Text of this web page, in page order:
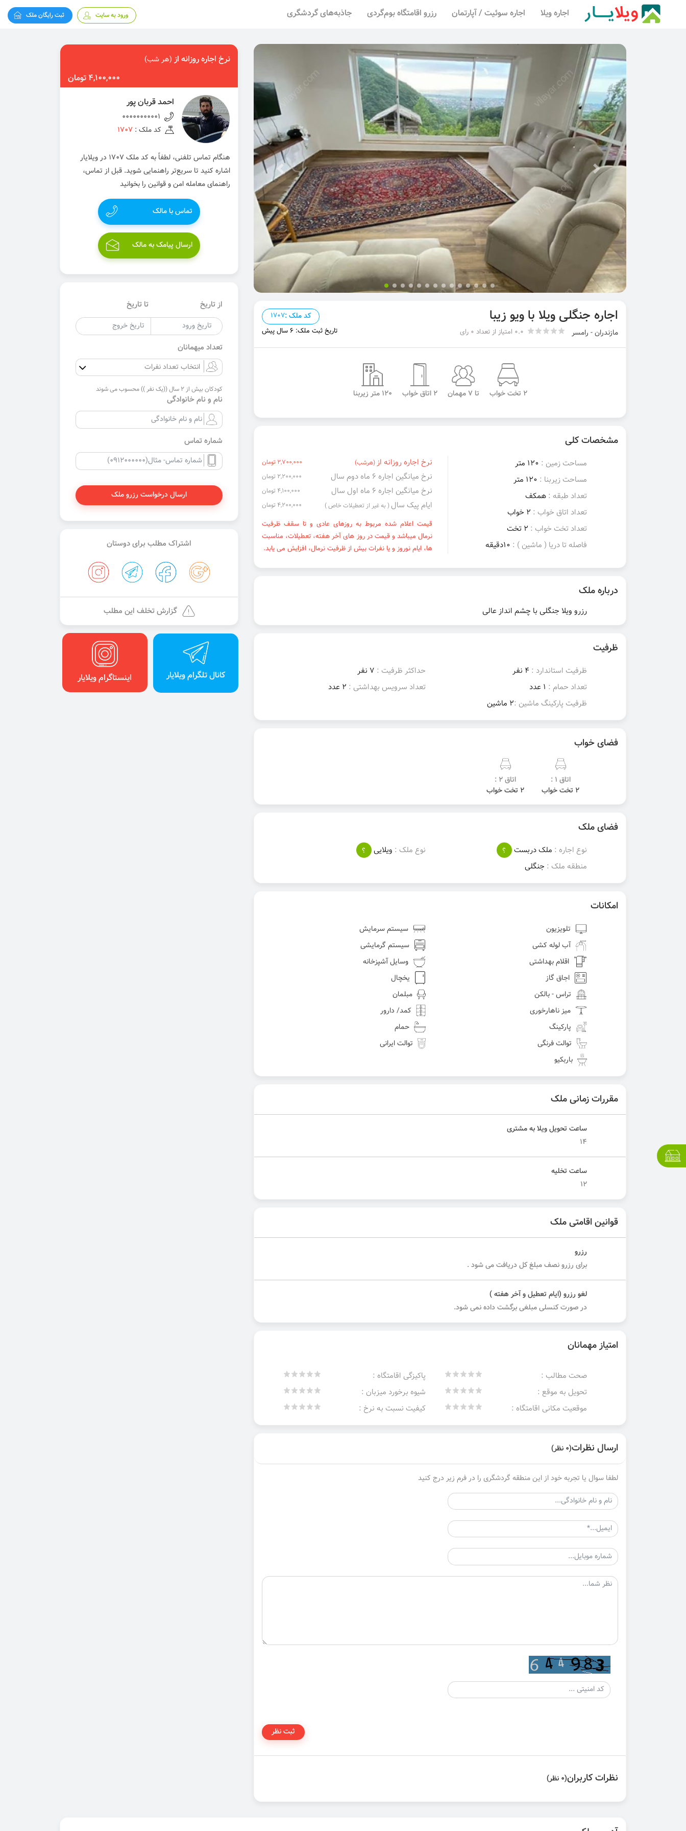
اجاره ویلا اجاره سوئیت / آپارتمان رزرو اقامتگاه بوم‌گردی جاذبه‌های گردشگری ورود به سایت ثبت رایگان ملک
اجاره جنگلی ویلا با ویو زیبا کد ملک :1707
مازندران - رامسر 0.0 امتیاز از تعداد 0 رای تاریخ ثبت ملک: 6 سال پیش
2 تخت خواب تا 7 مهمان 2 اتاق خواب 120 متر زیربنا
مشخصات کلی
مساحت زمین : 120 متر
مساحت زیربنا : 120 متر
تعداد طبقه : همکف
تعداد اتاق خواب : 2 خواب
تعداد تخت خواب : 2 تخت
فاصله تا دریا ( ماشین ) : 10دقیقه
نرخ اجاره روزانه از(هرشب) 2,700,000 تومان
نرخ میانگین اجاره ۶ ماه دوم سال 2,200,000 تومان
نرخ میانگین اجاره ۶ ماه اول سال 4,100,000 تومان
ایام پیک سال ( به غیر از تعطیلات خاص ) 4,200,000 تومان
قیمت اعلام شده مربوط به روزهای عادی و تا سقف ظرفیت
نرمال میباشد و قیمت در روز های آخر هفته، تعطیلات، مناسبت
ها، ایام نوروز و یا نفرات بیش از ظرفیت نرمال، افزایش می یابد.
درباره ملک
رزرو ویلا جنگلی با چشم انداز عالی
ظرفیت
ظرفیت استاندارد : 4 نفر حداکثر ظرفیت : 7 نفر
تعداد حمام : 1 عدد تعداد سرویس بهداشتی : 2 عدد
ظرفیت پارکینگ ماشین :2 ماشین
فضای خواب
اتاق 1 :
2 تخت خواب
اتاق 2 :
2 تخت خواب
فضای ملک
نوع اجاره : ملک دربست ؟ نوع ملک : ویلایی
؟
منطقه ملک : جنگلی
امکانات
تلویزیون
سیستم سرمایش
آب لوله کشی
سیستم گرمایشی
اقلام بهداشتی
وسایل آشپزخانه
اجاق گاز
یخچال
تراس - بالکن
مبلمان
میز ناهارخوری
کمد/ دارور
پارکینگ
حمام
توالت فرنگی
توالت ایرانی
باربکیو
مقررات زمانی ملک
ساعت تحویل ویلا به مشتری
14
ساعت تخلیه
12
قوانین اقامتی ملک
رزرو
برای رزرو نصف مبلغ کل دریافت می شود .
لغو رزرو (ایام تعطیل و آخر هفته )
در صورت کنسلی مبلغی برگشت داده نمی شود.
امتیاز مهمانان
صحت مطالب :
پاکیزگی اقامتگاه :
تحویل به موقع :
شیوه برخورد میزبان :
موقعیت مکانی اقامتگاه :
کیفیت نسبت به نرخ :
ارسال نظرات(0 نظر)
لطفا سوال یا تجربه خود از این منطقه گردشگری را در فرم زیر درج کنید
ثبت نظر
نظرات کاربران(0 نظر)
نرخ اجاره روزانه از(هر شب)
4,100,000 تومان
احمد قربان پور
00000000001
کد ملک : 1707
هنگام تماس تلفنی، لطفاً به کد ملک 1707 در ویلایار
اشاره کنید تا سریع‌تر راهنمایی شوید. قبل از تماس،
راهنمای معامله امن و قوانین را بخوانید
تماس با مالک
ارسال پیامک به مالک
از تاریخ تا تاریخ
تعداد میهمانان
کودکان بیش از 2 سال ((یک نفر )) محسوب می شوند
نام و نام خانوادگی
شماره تماس
ارسال درخواست رزرو ملک
اشتراک مطلب برای دوستان
گزارش تخلف این مطلب
کانال تلگرام ویلایار اینستاگرام ویلایار